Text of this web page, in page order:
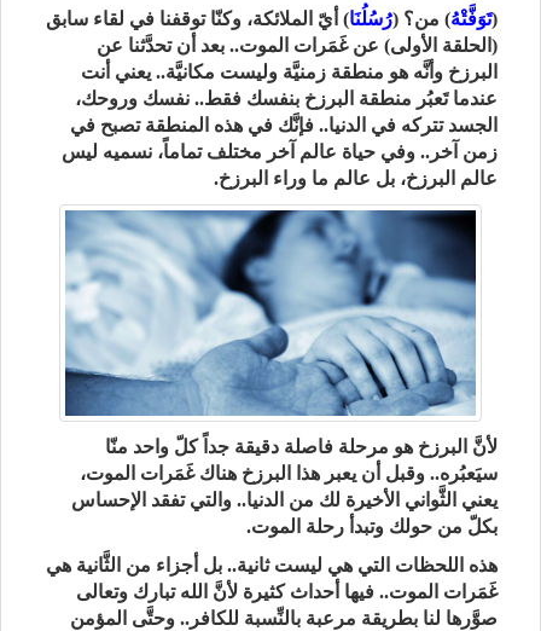
(تَوَفَّتْهُ) من؟ (رُسُلُنَا) أيّ الملائكة، وكنّا توقفنا في لقاء سابق
(الحلقة الأولى) عن غَمَرات الموت.. بعد أن تحدَّثنا عن
البرزخ وأنَّه هو منطقة زمنيَّة وليست مكانيَّة.. يعني أنت
عندما تَعبُر منطقة البرزخ بنفسك فقط.. نفسك وروحك،
الجسد تتركه في الدنيا.. فإنَّك في هذه المنطقة تصبح في
زمن آخر.. وفي حياة عالم آخر مختلف تماماً، نسميه ليس
عالم البرزخ، بل عالم ما وراء البرزخ.
لأنَّ البرزخ هو مرحلة فاصلة دقيقة جداً كلّ واحد منّا
سيَعبُره.. وقبل أن يعبر هذا البرزخ هناك غَمَرات الموت،
يعني الثَّواني الأخيرة لك من الدنيا.. والتي تفقد الإحساس
بكلّ من حولك وتبدأ رحلة الموت.
هذه اللحظات التي هي ليست ثانية.. بل أجزاء من الثَّانية هي
غَمَرات الموت.. فيها أحداث كثيرة لأنَّ الله تبارك وتعالى
صوَّرها لنا بطريقة مرعبة بالنِّسبة للكافر.. وحتَّى المؤمن